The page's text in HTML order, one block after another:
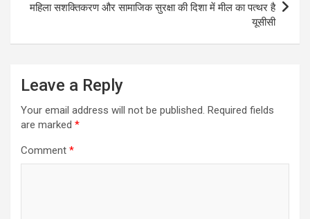
महिला सशक्तिकरण और सामाजिक सुरक्षा की दिशा में मील का पत्थर है
यूसीसी
Leave a Reply
Your email address will not be published. Required fields
are marked *
Comment *